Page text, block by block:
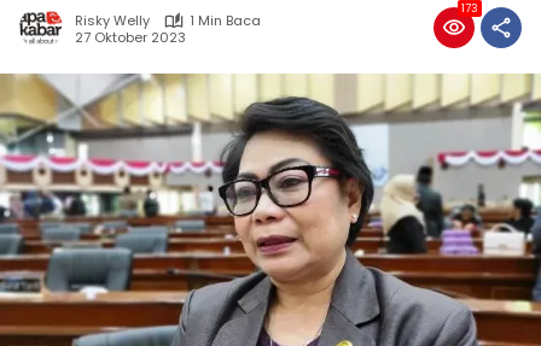
Risky Welly
1 Min Baca
27 Oktober 2023
173